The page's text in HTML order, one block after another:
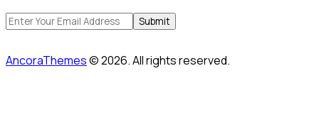
AncoraThemes© 2026. All rights reserved.